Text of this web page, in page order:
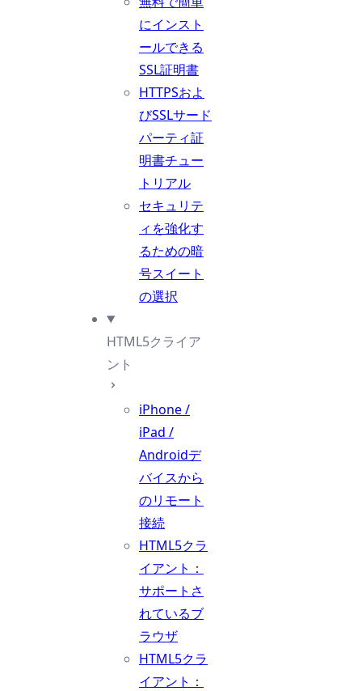
にインスト
ールできる
SSL証明書
HTTPSおよ
びSSLサード
パーティ証
明書チュー
トリアル
セキュリテ
ィを強化す
るための暗
号スイート
の選択
HTML5クライア
ント
iPhone /
iPad /
Androidデ
バイスから
のリモート
接続
HTML5クラ
イアント：
サポートさ
れているブ
ラウザ
HTML5クラ
イアント：